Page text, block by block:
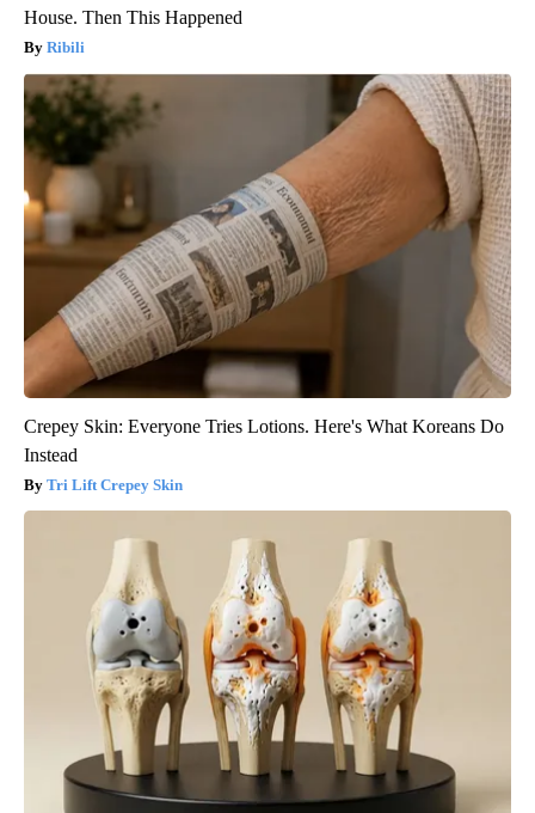
House. Then This Happened
Ribili
Crepey Skin: Everyone Tries Lotions. Here's What Koreans Do
Instead
Tri Lift Crepey Skin